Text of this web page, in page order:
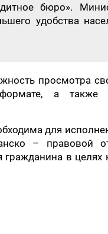
бюро».
удобства
просмотра
а также
для
– правовой
в целях